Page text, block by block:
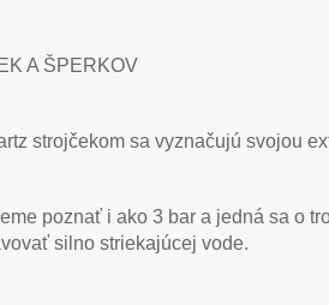
A ŠPERKOV
strojčekom sa vyznačujú svojou
poznať i ako 3 bar a jedná sa o
silno striekajúcej vode.